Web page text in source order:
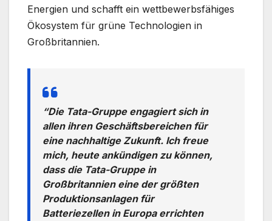
Energien und schafft ein wettbewerbsfähiges
Ökosystem für grüne Technologien in
Großbritannien.
“Die Tata-Gruppe engagiert sich in
allen ihren Geschäftsbereichen für
eine nachhaltige Zukunft. Ich freue
mich, heute ankündigen zu können,
dass die Tata-Gruppe in
Großbritannien eine der größten
Produktionsanlagen für
Batteriezellen in Europa errichten